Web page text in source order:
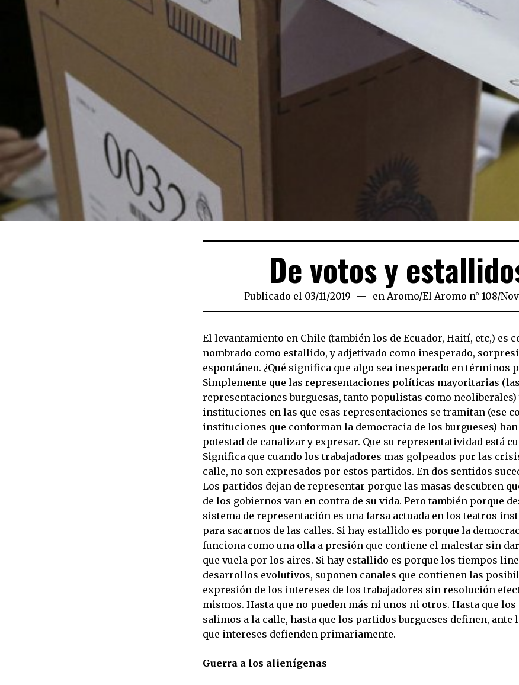
De votos y
Publicado el 03/11/2019 19/11/2019
en Aromo/El Aromo n° 108/
El levantamiento en Chile (también los de Ecuador, Haití, etc,) es
nombrado como estallido, y adjetivado como inesperado,
espontáneo. ¿Qué significa que algo sea inesperado en términos
Simplemente que las representaciones políticas mayoritarias (las
representaciones burguesas, tanto populistas como neoliberales)
instituciones en las que esas representaciones se tramitan (ese
instituciones que conforman la democracia de los burgueses)
potestad de canalizar y expresar. Que su representatividad está
Significa que cuando los trabajadores mas golpeados por las
calle, no son expresados por estos partidos. En dos sentidos
Los partidos dejan de representar porque las masas descubren
de los gobiernos van en contra de su vida. Pero también porque
sistema de representación es una farsa actuada en los teatros
para sacarnos de las calles. Si hay estallido es porque la
funciona como una olla a presión que contiene el malestar sin
que vuela por los aires. Si hay estallido es porque los tiempos
desarrollos evolutivos, suponen canales que contienen las
expresión de los intereses de los trabajadores sin resolución
mismos. Hasta que no pueden más ni unos ni otros. Hasta que
salimos a la calle, hasta que los partidos burgueses definen, ante
que intereses defienden primariamente.
Guerra a los alienígenas